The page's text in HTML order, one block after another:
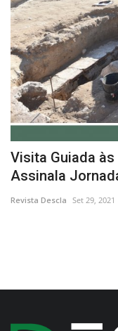
Visita Guiada às
Assinala
Revista Descla Set 29, 2021